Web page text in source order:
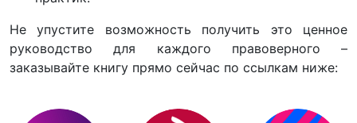
Не упустите возможность получить это ценное
руководство для каждого правоверного –
заказывайте книгу прямо сейчас по ссылкам ниже: